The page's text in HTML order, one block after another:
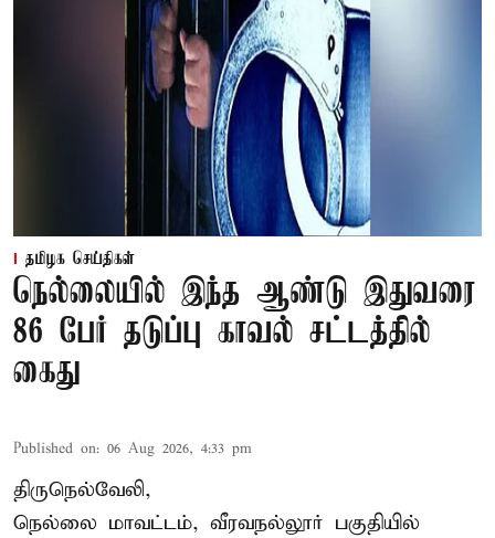
தமிழக செய்திகள்
நெல்லையில் இந்த ஆண்டு இதுவரை
86 பேர் தடுப்பு காவல் சட்டத்தில்
கைது
Published on: 06 Aug 2026, 4:33 pm
திருநெல்வேலி,
நெல்லை மாவட்டம், வீரவநல்லூர் பகுதியில்